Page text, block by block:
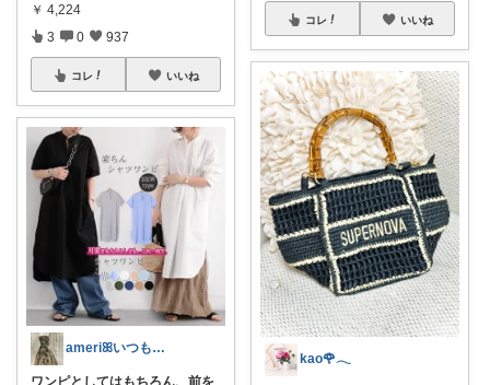
￥ 4,224
3 0 937
コレ いいね
ameriꕤいつもありがとう
コレ いいね
kao🌹𓂃